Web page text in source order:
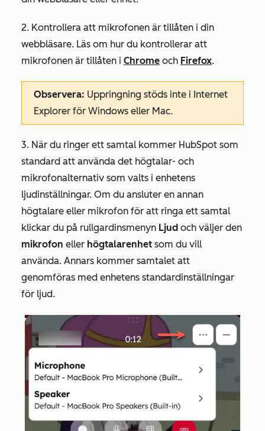
2. Kontrollera att mikrofonen är tillåten i din
webbläsare. Läs om hur du kontrollerar att
mikrofonen är tillåten i Chrome och Firefox.
Observera: Uppringning stöds inte i Internet
Explorer för Windows eller Mac.
3. När du ringer ett samtal kommer HubSpot som
standard att använda det högtalar- och
mikrofonalternativ som valts i enhetens
ljudinställningar. Om du ansluter en annan
högtalare eller mikrofon för att ringa ett samtal
klickar du på rullgardinsmenyn Ljud och väljer den
mikrofon eller högtalarenhet som du vill
använda. Annars kommer samtalet att
genomföras med enhetens standardinställningar
för ljud.